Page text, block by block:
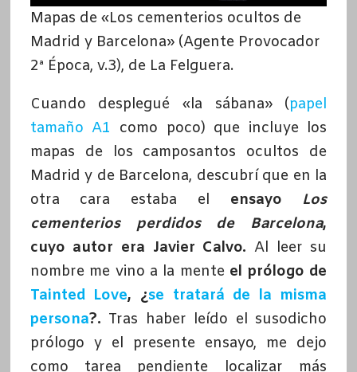
Mapas de «Los cementerios ocultos de
Madrid y Barcelona» (Agente Provocador
2ª Época, v.3), de La Felguera.
Cuando desplegué «la sábana» (papel
tamaño A1 como poco) que incluye los
mapas de los camposantos ocultos de
Madrid y de Barcelona, descubrí que en la
otra cara estaba el ensayo Los
cementerios perdidos de Barcelona,
cuyo autor era Javier Calvo. Al leer su
nombre me vino a la mente el prólogo de
Tainted Love, ¿se tratará de la misma
persona?. Tras haber leído el susodicho
prólogo y el presente ensayo, me dejo
como tarea pendiente localizar más